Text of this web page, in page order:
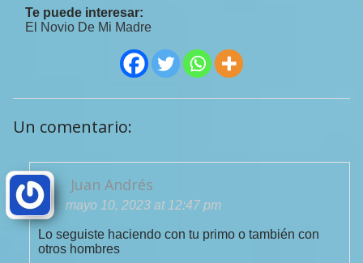
Te puede interesar:
El Novio De Mi Madre
Un comentario:
Juan Andrés
mayo 10, 2023 at 12:47 pm
Lo seguiste haciendo con tu primo o también con
otros hombres